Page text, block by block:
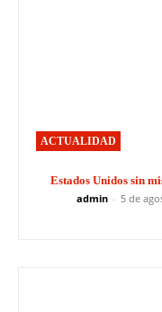
ACTUALIDAD
Estados Unidos sin
admin - 5 de